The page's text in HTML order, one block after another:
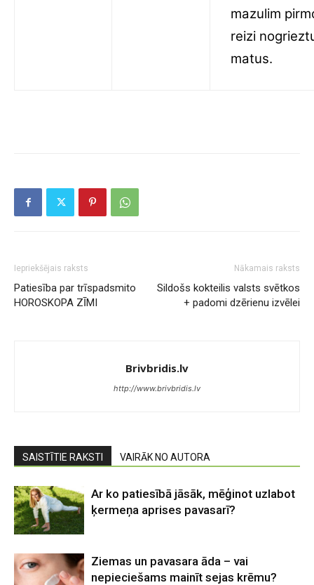
mazulim
reizi
matus.
Iepriekšējais raksts
Patiesība par trīspadsmito
HOROSKOPA ZĪMI
Nākamais raksts
Sildošs kokteilis valsts svētkos
+ padomi dzērienu izvēlei
Brivbridis.lv
http://www.brivbridis.lv
SAISTĪTIE RAKSTI VAIRĀK NO AUTORA
Ar ko patiesībā jāsāk, mēģinot uzlabot
ķermeņa aprises pavasarī?
Ziemas un pavasara āda – vai
nepieciešams mainīt sejas krēmu?